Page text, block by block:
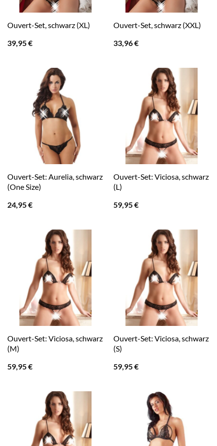
Ouvert-Set, schwarz (XL)
39,95€
Ouvert-Set, schwarz (XXL)
33,96€
Ouvert-Set: Aurelia, schwarz
(One Size)
24,95€
Ouvert-Set: Viciosa, schwarz
(L)
59,95€
Ouvert-Set: Viciosa, schwarz
(M)
59,95€
Ouvert-Set: Viciosa, schwarz
(S)
59,95€